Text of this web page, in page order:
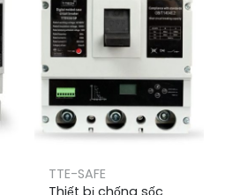
TTE-SAFE
Thiết bị chống sốc